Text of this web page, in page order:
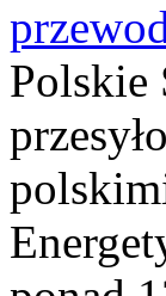
Polskie